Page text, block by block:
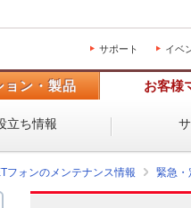
サポート イベ
ョン・製品 お客様
立ち情報
フォンのメンテナンス情報 緊急・